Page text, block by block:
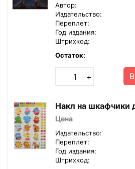
Автор:
Издательство:
Переплет:
Год издания:
Штрихкод:
Остаток:
+
Накл на шкафчики
Цена
Издательство:
Переплет:
Год издания:
Штрихкод: